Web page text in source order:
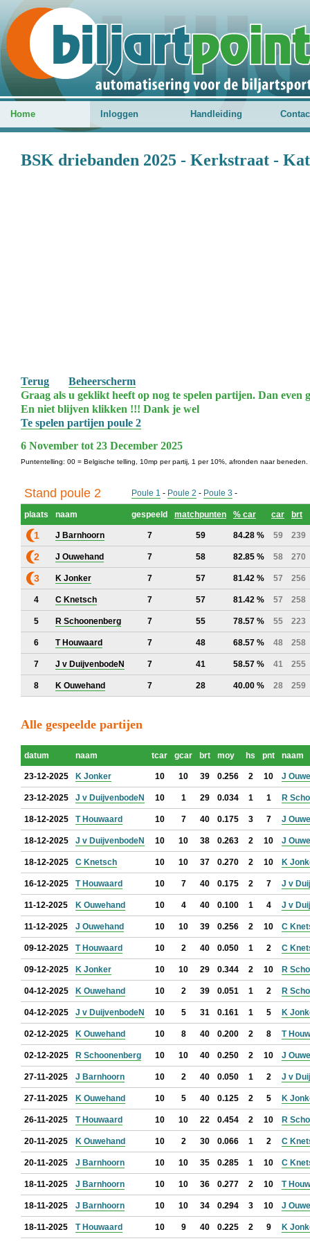
Home Inloggen Handleiding
BSK driebanden 2025 - Kerkstraat -
Terug
Beheerscherm
Graag als u geklikt heeft op nog te spelen partijen. Dan even
En niet blijven klikken !!! Dank je wel
Te spelen partijen poule 2
6 November tot 23 December 2025
Puntentelling: 00 = Belgische telling, 10mp per partij, 1 per 10%, afronden naar beneden.
Stand poule 2 Poule 1 - Poule 2 - Poule 3 -
plaats naam gespeeld matchpunten % car car brt
1 J Barnhoorn 7 59 84.28 % 59 239
2 J Ouwehand 7 58 82.85 % 58 270
3 K Jonker 7 57 81.42 % 57 256
4 C Knetsch 7 57 81.42 % 57 258
5 R Schoonenberg 7 55 78.57 % 55 223
6 T Houwaard 7 48 68.57 % 48 258
7 J v DuijvenbodeN 7 41 58.57 % 41 255
8 K Ouwehand 7 28 40.00 % 28 259
Alle gespeelde partijen
datum naam tcar gcar brt moy hs pnt naam
23-12-2025 K Jonker 10 10 39 0.256 2 10 J
23-12-2025 J v DuijvenbodeN 10 1 29 0.034 1 1 R
18-12-2025 T Houwaard 10 7 40 0.175 3 7 J
18-12-2025 J v DuijvenbodeN 10 10 38 0.263 2 10 J
18-12-2025 C Knetsch 10 10 37 0.270 2 10 K
16-12-2025 T Houwaard 10 7 40 0.175 2 7 J v
11-12-2025 K Ouwehand 10 4 40 0.100 1 4 J v
11-12-2025 J Ouwehand 10 10 39 0.256 2 10 C
09-12-2025 T Houwaard 10 2 40 0.050 1 2 C
09-12-2025 K Jonker 10 10 29 0.344 2 10 R
04-12-2025 K Ouwehand 10 2 39 0.051 1 2 R
04-12-2025 J v DuijvenbodeN 10 5 31 0.161 1 5 K
02-12-2025 K Ouwehand 10 8 40 0.200 2 8 T
02-12-2025 R Schoonenberg 10 10 40 0.250 2 10 J
27-11-2025 J Barnhoorn 10 2 40 0.050 1 2 J v
27-11-2025 K Ouwehand 10 5 40 0.125 2 5 K
26-11-2025 T Houwaard 10 10 22 0.454 2 10 R
20-11-2025 K Ouwehand 10 2 30 0.066 1 2 C
20-11-2025 J Barnhoorn 10 10 35 0.285 1 10 C
18-11-2025 J Barnhoorn 10 10 36 0.277 2 10 T
18-11-2025 J Barnhoorn 10 10 34 0.294 3 10 J
18-11-2025 T Houwaard 10 9 40 0.225 2 9 K